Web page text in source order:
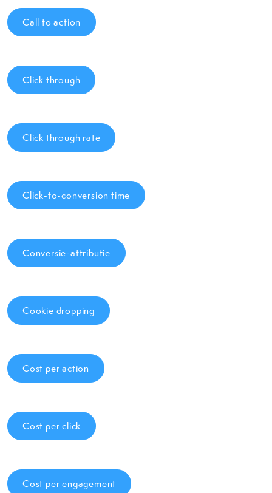
Call to action
Click through
Click through rate
Click-to-conversion time
Conversie-attributie
Cookie dropping
Cost per action
Cost per click
Cost per engagement